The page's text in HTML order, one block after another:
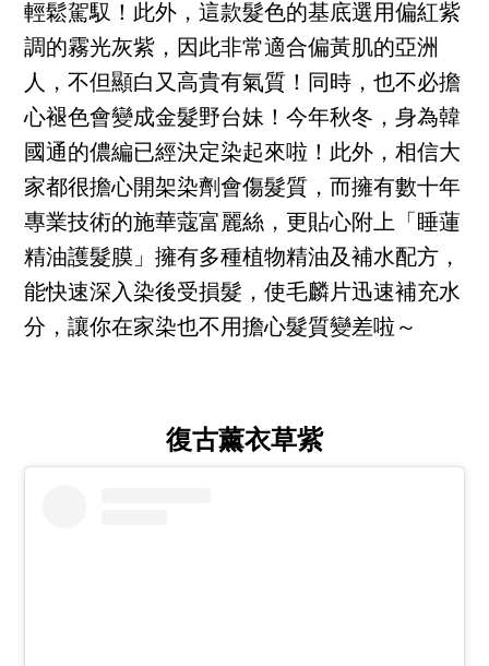
輕鬆駕馭！此外，這款髮色的基底選用偏紅紫
調的霧光灰紫，因此非常適合偏黃肌的亞洲
人，不但顯白又高貴有氣質！同時，也不必擔
心褪色會變成金髮野台妹！今年秋冬，身為韓
國通的儂編已經決定染起來啦！此外，相信大
家都很擔心開架染劑會傷髮質，而擁有數十年
專業技術的施華蔻富麗絲，更貼心附上「睡蓮
精油護髮膜」擁有多種植物精油及補水配方，
能快速深入染後受損髮，使毛麟片迅速補充水
分，讓你在家染也不用擔心髮質變差啦～
復古薰衣草紫